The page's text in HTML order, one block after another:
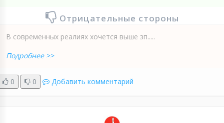
Отрицательные стороны
В современных реалиях хочется выше зп.....
Подробнее >>
0 0 Добавить комментарий